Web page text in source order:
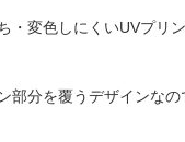
・変色しにくいUVプリ
部分を覆うデザインな